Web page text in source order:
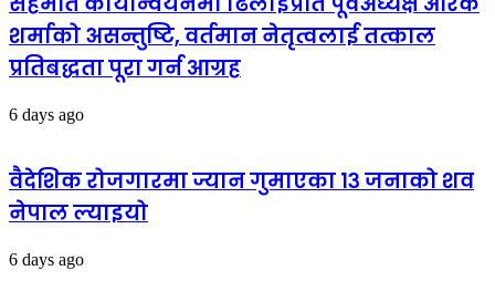
शर्माको असन्तुष्टि, वर्तमान नेतृत्वलाई तत्काल
प्रतिबद्धता पूरा गर्न आग्रह
6 days ago
वैदेशिक रोजगारमा ज्यान गुमाएका १३ जनाको शव
नेपाल ल्याइयो
6 days ago